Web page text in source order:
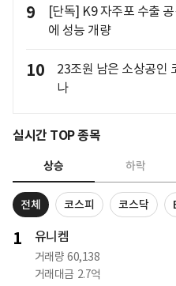
9
[단독] K9 자주포 수출
에 성능 개량
10
23조원 남은 소상공인
나
실시간 TOP 종목
상승 하락
전체 코스피 코스닥
1 유니켐
거래량 60,138
거래대금 2.7억